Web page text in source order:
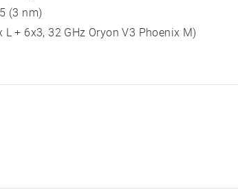
(3 nm)
+ 6x3, 32 GHz Oryon V3 Phoenix M)